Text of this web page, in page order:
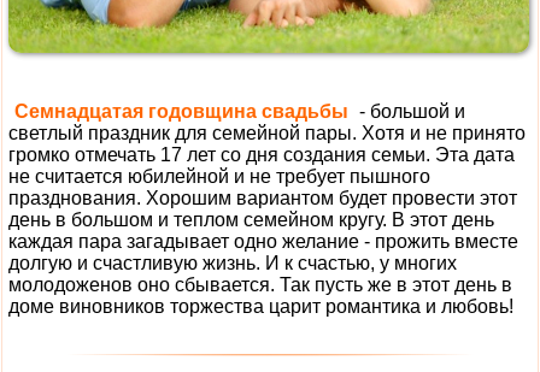
Семнадцатая годовщина свадьбы - большой и
светлый праздник для семейной пары. Хотя и не принято
громко отмечать 17 лет со дня создания семьи. Эта дата
не считается юбилейной и не требует пышного
празднования. Хорошим вариантом будет провести этот
день в большом и теплом семейном кругу. В этот день
каждая пара загадывает одно желание - прожить вместе
долгую и счастливую жизнь. И к счастью, у многих
молодоженов оно сбывается. Так пусть же в этот день в
доме виновников торжества царит романтика и любовь!